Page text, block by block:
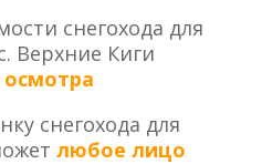
снегохода для
Верхние Киги
осмотра
снегохода для
любое лицо